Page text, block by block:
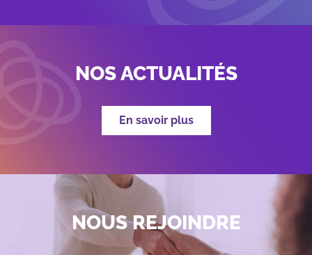
NOS ACTUALITÉS
En savoir plus
NOUS REJOINDRE